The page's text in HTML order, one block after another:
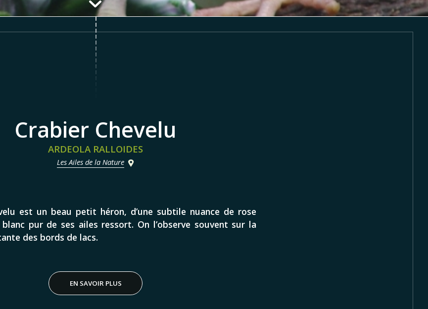
Crabier Chevelu
ARDEOLA RALLOIDES
Les Ailes de la Nature
est un beau petit héron, d’une subtile nuance de rose
pur de ses ailes ressort. On l’observe souvent sur la
des bords de lacs.
EN SAVOIR PLUS